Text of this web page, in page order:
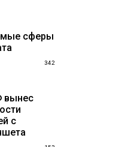
сферы
342
вынес
с